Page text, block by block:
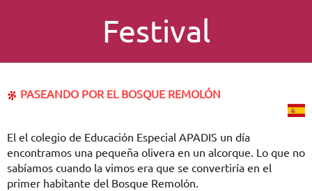
Festival
PASEANDO POR EL BOSQUE REMOLÓN
El el colegio de Educación Especial APADIS un día
encontramos una pequeña olivera en un alcorque. Lo que no
sabíamos cuando la vimos era que se convertiría en el
primer habitante del Bosque Remolón.